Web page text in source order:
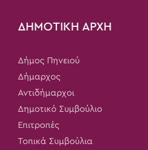
ΔΗΜΟΤΙΚΗ ΑΡΧΗ
Δήμος Πηνειού
Δήμαρχος
Αντιδήμαρχοι
Δημοτικό Συμβούλιο
Επιτροπές
Τοπικά Συμβούλια